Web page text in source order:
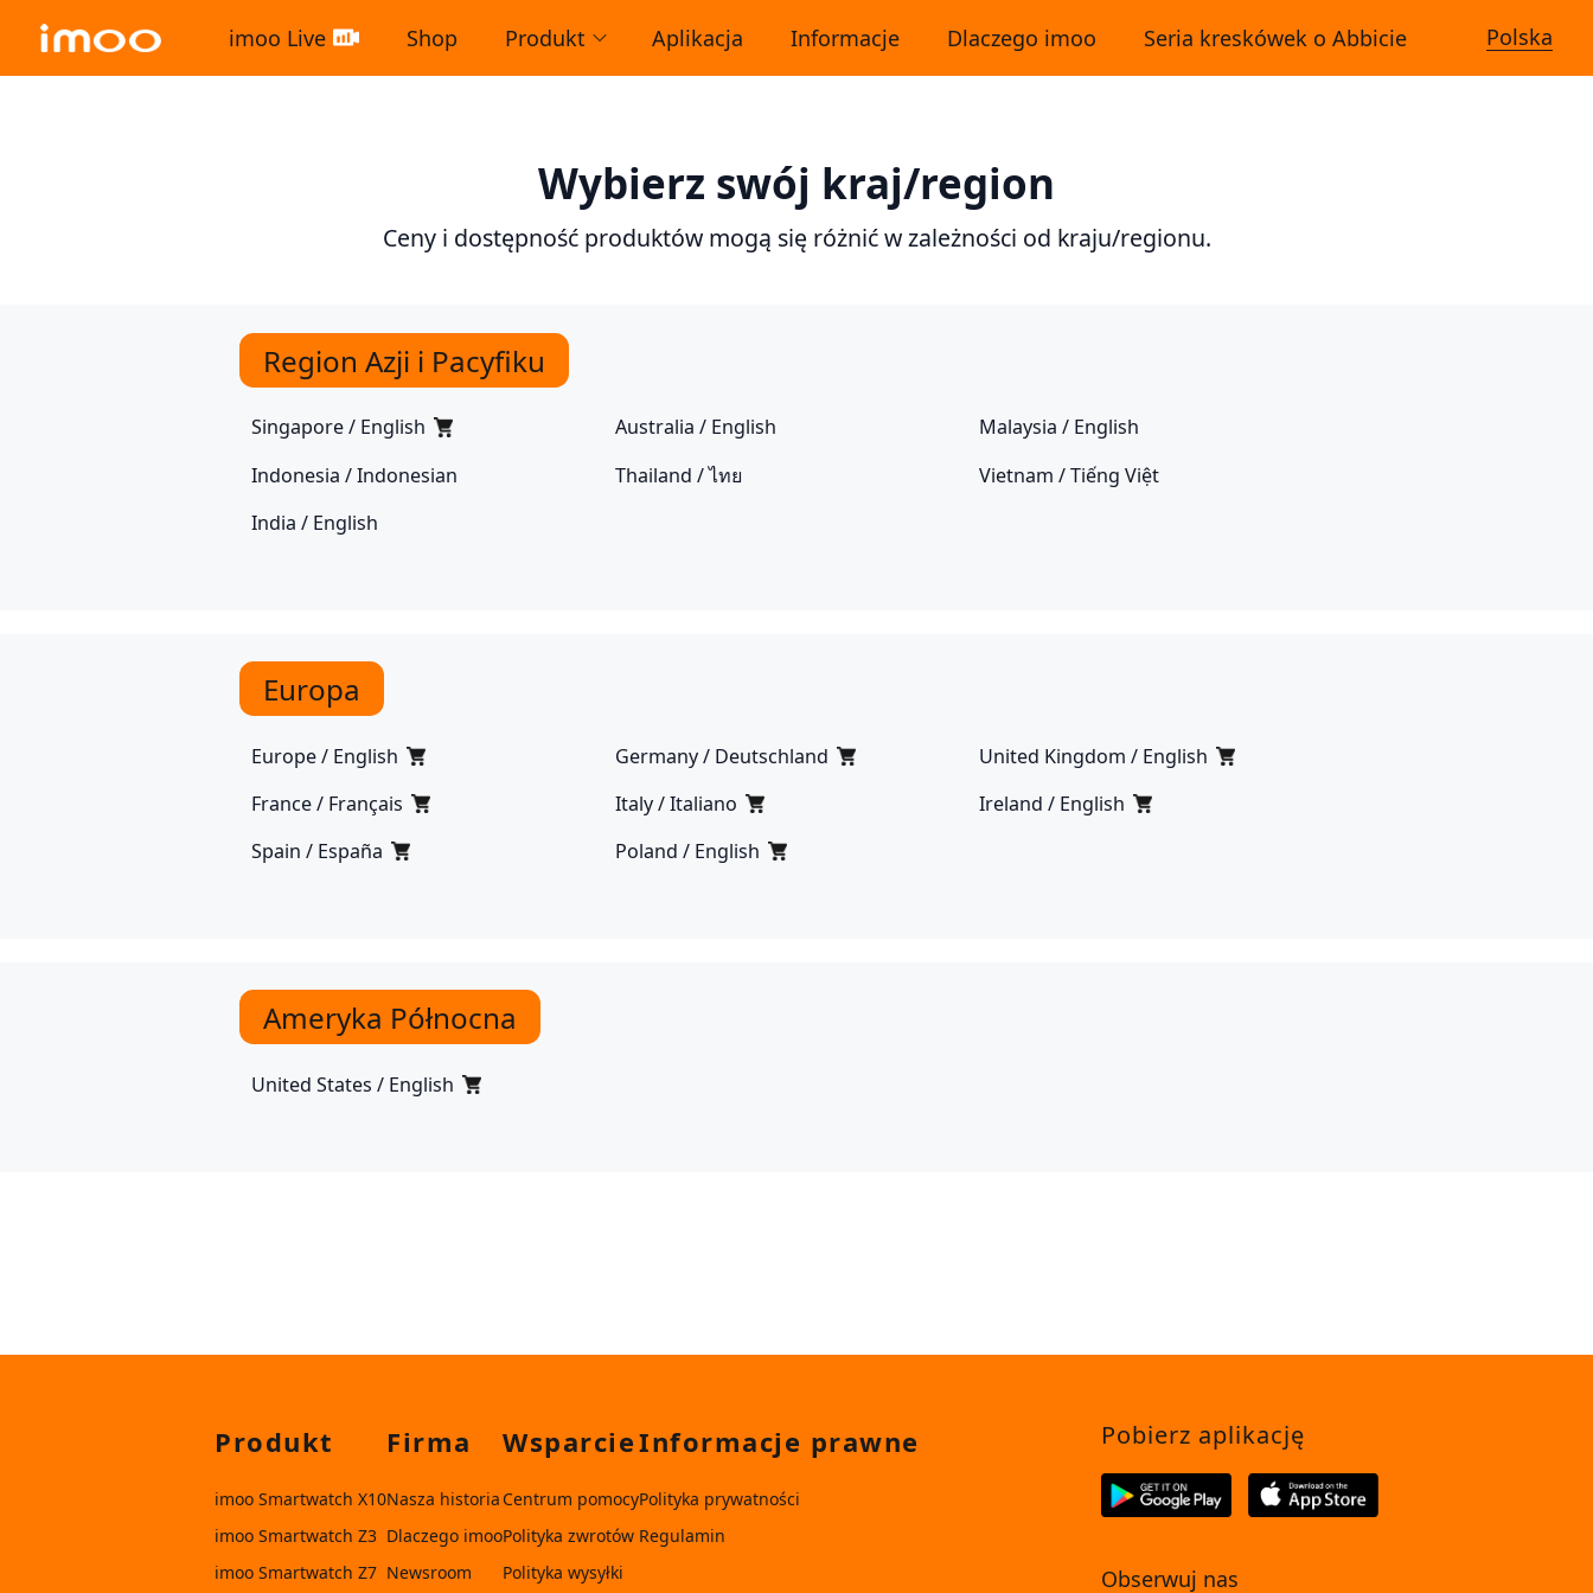
imoo Live Shop Produkt Aplikacja Informacje Dlaczego imoo Seria kreskówek o Abbicie Polska
Wybierz swój kraj/region
Ceny i dostępność produktów mogą się różnić w zależności od kraju/regionu.
Region Azji i Pacyfiku
Singapore / English Australia / English
Malaysia / English
Indonesia / Indonesian
Thailand / ไทย
Vietnam / Tiếng Việt
India / English
Europa
Europe / English Germany / Deutschland
United Kingdom / English
France / Français
Italy / Italiano
Ireland / English
Spain / España
Poland / English
Ameryka Północna
United States / English
Produkt
imoo Smartwatch X10
imoo Smartwatch Z3
imoo Smartwatch Z7
Firma
Nasza historia
Dlaczego imoo
Newsroom
Wsparcie
Centrum pomocy
Polityka zwrotów
Polityka wysyłki
Informacje prawne
Polityka prywatności
Regulamin
Pobierz aplikację
Obserwuj nas